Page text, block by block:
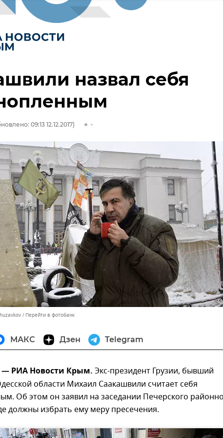
назвал себя
09:13 12.12.2017)
Перейти в фотобанк
МАКС Дзен Telegram
— РИА Новости Крым. Экс-президент Грузии, бывший
области Михаил Саакашвили считает себя
Об этом он заявил на заседании Печерского
должны избрать ему меру пресечения.